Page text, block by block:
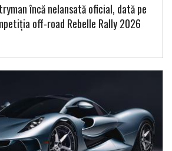
încă nelansată oficial, dată pe
off-road Rebelle Rally 2026